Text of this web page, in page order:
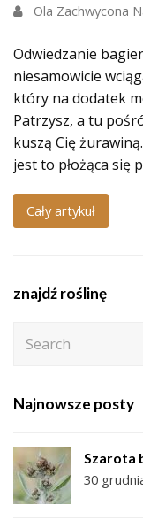
Ola Zachwycona
Odwiedzanie
niesamowicie
który na dodatek
Patrzysz, a tu
kuszą Cię
jest to płożąca się
Cały artykuł
znajdź roślinę
Najnowsze posty
Szarota
30